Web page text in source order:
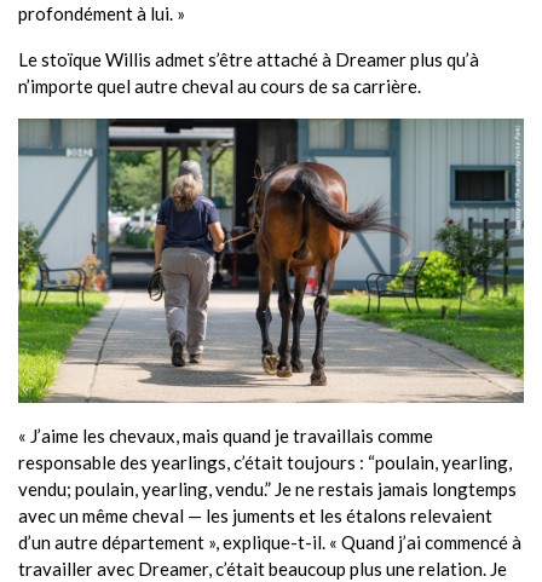
profondément à lui. »
Le stoïque Willis admet s’être attaché à Dreamer plus qu’à
n’importe quel autre cheval au cours de sa carrière.
« J’aime les chevaux, mais quand je travaillais comme
responsable des yearlings, c’était toujours : “poulain, yearling,
vendu; poulain, yearling, vendu.” Je ne restais jamais longtemps
avec un même cheval — les juments et les étalons relevaient
d’un autre département », explique-t-il. « Quand j’ai commencé à
travailler avec Dreamer, c’était beaucoup plus une relation. Je